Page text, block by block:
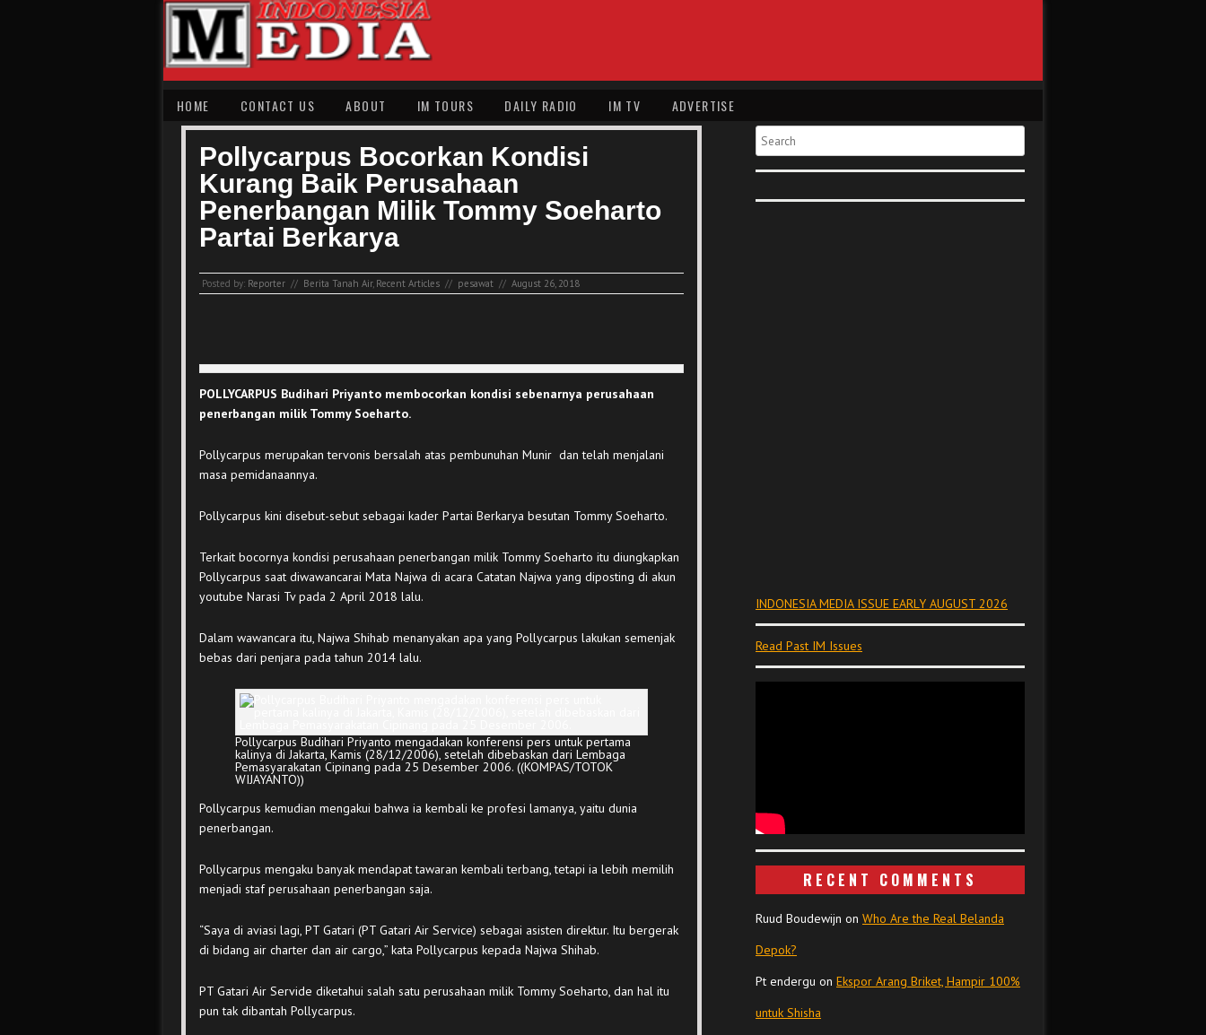
HOME CONTACT US ABOUT IM TOURS DAILY RADIO IM TV ADVERTISE
Pollycarpus Bocorkan Kondisi
Kurang Baik Perusahaan
Penerbangan Milik Tommy Soeharto
Partai Berkarya
Posted by: Reporter // Berita Tanah Air, Recent Articles // pesawat // August 26, 2018
POLLYCARPUS Budihari Priyanto membocorkan kondisi sebenarnya perusahaan
penerbangan milik Tommy Soeharto.
Pollycarpus merupakan tervonis bersalah atas pembunuhan Munir dan telah menjalani
masa pemidanaannya.
Pollycarpus kini disebut-sebut sebagai kader Partai Berkarya besutan Tommy Soeharto.
Terkait bocornya kondisi perusahaan penerbangan milik Tommy Soeharto itu diungkapkan
Pollycarpus saat diwawancarai Mata Najwa di acara Catatan Najwa yang diposting di akun
youtube Narasi Tv pada 2 April 2018 lalu.
Dalam wawancara itu, Najwa Shihab menanyakan apa yang Pollycarpus lakukan semenjak
bebas dari penjara pada tahun 2014 lalu.
Pollycarpus Budihari Priyanto mengadakan konferensi pers untuk pertama
kalinya di Jakarta, Kamis (28/12/2006), setelah dibebaskan dari Lembaga
Pemasyarakatan Cipinang pada 25 Desember 2006. ((KOMPAS/TOTOK
WIJAYANTO))
Pollycarpus kemudian mengakui bahwa ia kembali ke profesi lamanya, yaitu dunia
penerbangan.
Pollycarpus mengaku banyak mendapat tawaran kembali terbang, tetapi ia lebih memilih
menjadi staf perusahaan penerbangan saja.
“Saya di aviasi lagi, PT Gatari (PT Gatari Air Service) sebagai asisten direktur. Itu bergerak
di bidang air charter dan air cargo,” kata Pollycarpus kepada Najwa Shihab.
PT Gatari Air Servide diketahui salah satu perusahaan milik Tommy Soeharto, dan hal itu
pun tak dibantah Pollycarpus.
Search
INDONESIA MEDIA ISSUE EARLY AUGUST 2026
Read Past IM Issues
RECENT COMMENTS
Ruud Boudewijn on Who Are the Real Belanda
Depok?
Pt endergu on Ekspor Arang Briket, Hampir 100%
untuk Shisha